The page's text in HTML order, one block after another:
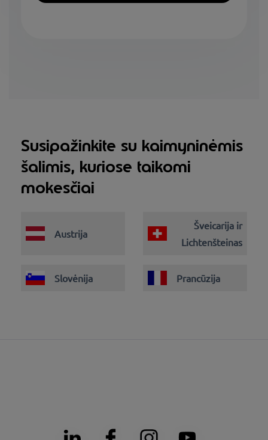
Susipažinkite su kaimyninėmis
šalimis, kuriose taikomi
mokesčiai
Austrija
Šveicarija ir
Lichtenšteinas
Slovėnija Prancūzija